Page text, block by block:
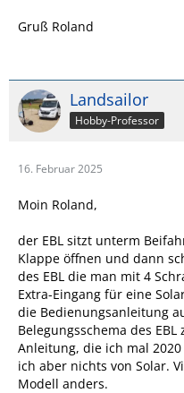
Gruß Roland
Landsailor
Hobby-Professor
16. Februar 2025
Moin Roland,
der EBL sitzt unterm
Klappe öffnen und dann
des EBL die man mit 4
Extra-Eingang für eine
die Bedienungsanleitung
Belegungsschema des
Anleitung, die ich mal
ich aber nichts von Solar.
Modell anders.